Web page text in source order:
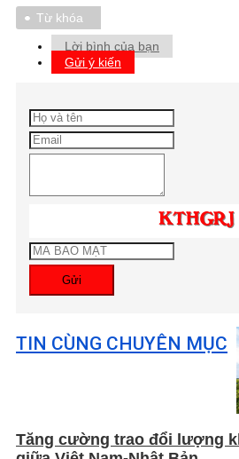
Từ khóa
Lời bình của bạn
Gửi ý kiến
Gửi
TIN CÙNG CHUYÊN MỤC
Tăng cường trao đổi lượng